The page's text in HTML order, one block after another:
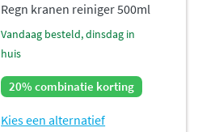
Regn kranen reiniger 500ml
vandaag besteld, dinsdag in
huis
20% combinatie korting
Kies een alternatief